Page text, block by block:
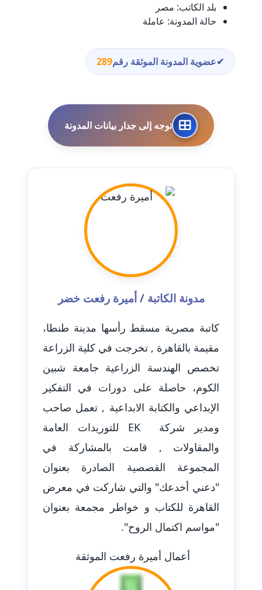
مدونة احمد البحيري
مدونة أحمد الجمال
عاملة
مدونة احمد الحسيني
عاملة
مدونة احمد زكريا
مدونة أحمد زيدان
مدونة أحمد سيد
مدونة أحمد عبد الفتاح
عاملة
مدونة احمد كريدي
مدونة أحمد مليجي
مدونة اريج الشرفا
عاملة
مدونة اسراء كمال
عاملة
مدونة اسلام أبو علم
مدونة اسماء خوجة
بلد الكاتب: مصر
حالة المدونة: عاملة
✔عضوية المدونة الموثقة رقم289
توجه إلى جدار بيانات المدونة
مدونة الكاتبة / أميرة رفعت خضر
كاتبة مصرية مسقط رأسها مدينة طنطا،
مقيمة بالقاهرة , تخرجت في كلية الزراعة
تخصص الهندسة الزراعية جامعة شبين
الكوم، حاصلة على دورات في التفكير
الإبداعي والكتابة الابداعية , تعمل صاحب
ومدير شركة EK للتوريدات العامة
والمقاولات , قامت بالمشاركة في
المجموعة القصصية الصادرة بعنوان
"دعني أخدعك" والتي شاركت في معرض
القاهرة للكتاب و خواطر مجمعة بعنوان
"مواسم اكتمال الروح".
أعمال أميرة رفعت الموثقة